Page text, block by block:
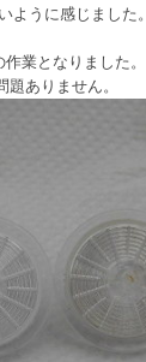
ように感じました。
業となりました。
ありません。